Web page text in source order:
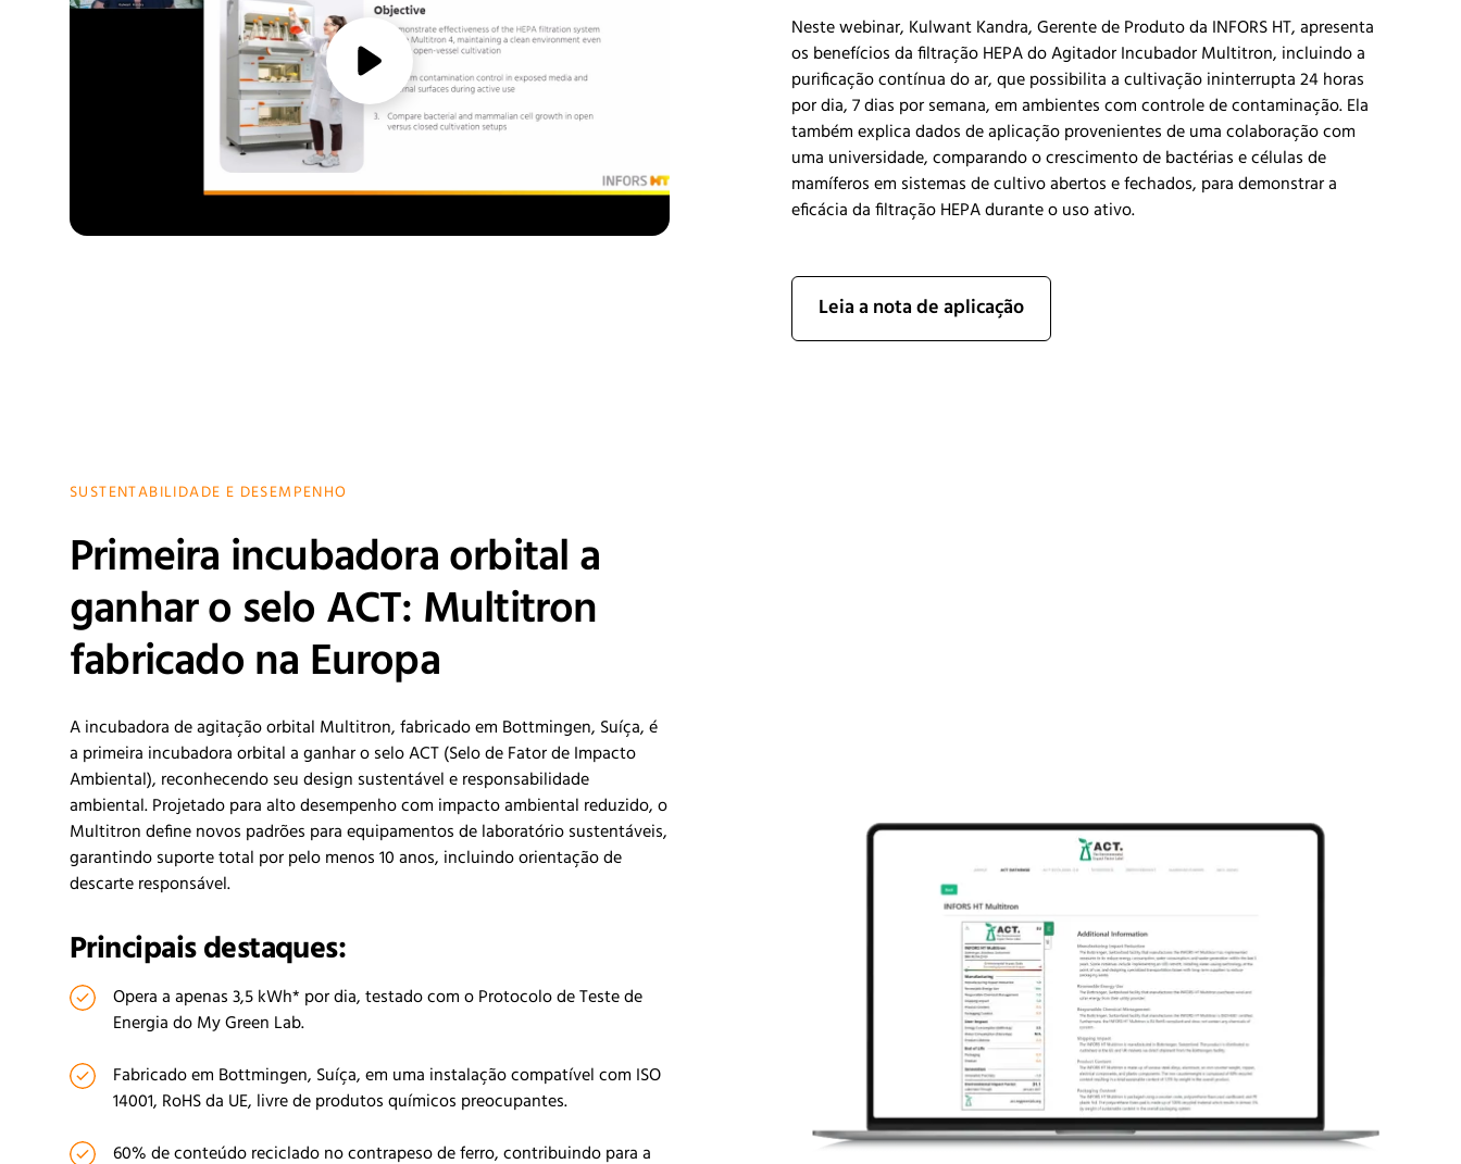
media/play
Neste webinar, Kulwant Kandra, Gerente de Produto da INFORS HT, apresenta
os benefícios da filtração HEPA do Agitador Incubador Multitron, incluindo a
purificação contínua do ar, que possibilita a cultivação ininterrupta 24 horas
por dia, 7 dias por semana, em ambientes com controle de contaminação. Ela
também explica dados de aplicação provenientes de uma colaboração com
uma universidade, comparando o crescimento de bactérias e células de
mamíferos em sistemas de cultivo abertos e fechados, para demonstrar a
eficácia da filtração HEPA durante o uso ativo.
Leia a nota de aplicação
SUSTENTABILIDADE E DESEMPENHO
Primeira incubadora orbital a
ganhar o selo ACT: Multitron
fabricado na Europa
A incubadora de agitação orbital Multitron, fabricado em Bottmingen, Suíça, é
a primeira incubadora orbital a ganhar o selo ACT (Selo de Fator de Impacto
Ambiental), reconhecendo seu design sustentável e responsabilidade
ambiental. Projetado para alto desempenho com impacto ambiental reduzido, o
Multitron define novos padrões para equipamentos de laboratório sustentáveis,
garantindo suporte total por pelo menos 10 anos, incluindo orientação de
descarte responsável.
Principais destaques:
Opera a apenas 3,5 kWh* por dia, testado com o Protocolo de Teste de
Energia do My Green Lab.
Fabricado em Bottmingen, Suíça, em uma instalação compatível com ISO
14001, RoHS da UE, livre de produtos químicos preocupantes.
60% de conteúdo reciclado no contrapeso de ferro, contribuindo para a